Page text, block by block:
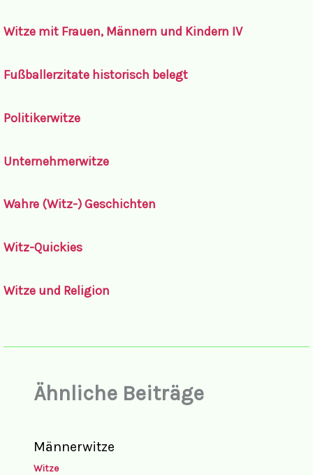
Witze mit Frauen, Männern und Kindern IV
Fußballerzitate historisch belegt
Politikerwitze
Unternehmerwitze
Wahre (Witz-) Geschichten
Witz-Quickies
Witze und Religion
Ähnliche Beiträge
Männerwitze
Witze